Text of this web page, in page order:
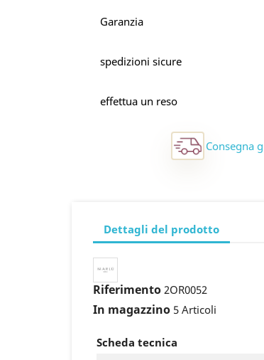
Garanzia
spedizioni sicure
effettua un reso
Consegna
Dettagli del prodotto
Riferimento 2OR0052
In magazzino 5 Articoli
Scheda tecnica